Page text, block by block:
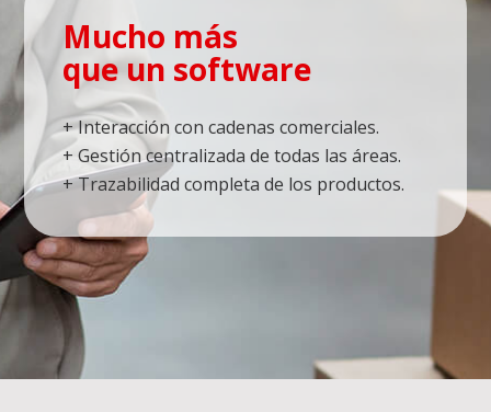
Mucho más
que un software
+ Interacción con cadenas comerciales.
+ Gestión centralizada de todas las áreas.
+ Trazabilidad completa de los productos.